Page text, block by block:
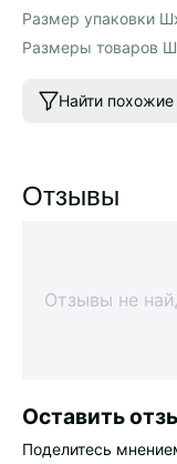
Размер упаковки
Размеры товаров
Найти похожие
Отзывы
Отзывы не
Оставить
Поделитесь